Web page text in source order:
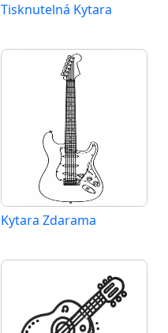
Tisknutelná Kytara
Kytara Zdarama